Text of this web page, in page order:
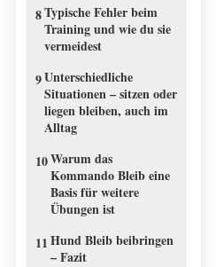
8Typische Fehler beim
Training und wie du sie
vermeidest
9Unterschiedliche
Situationen – sitzen oder
liegen bleiben, auch im
Alltag
10Warum das
Kommando Bleib eine
Basis für weitere
Übungen ist
11Hund Bleib beibringen
– Fazit